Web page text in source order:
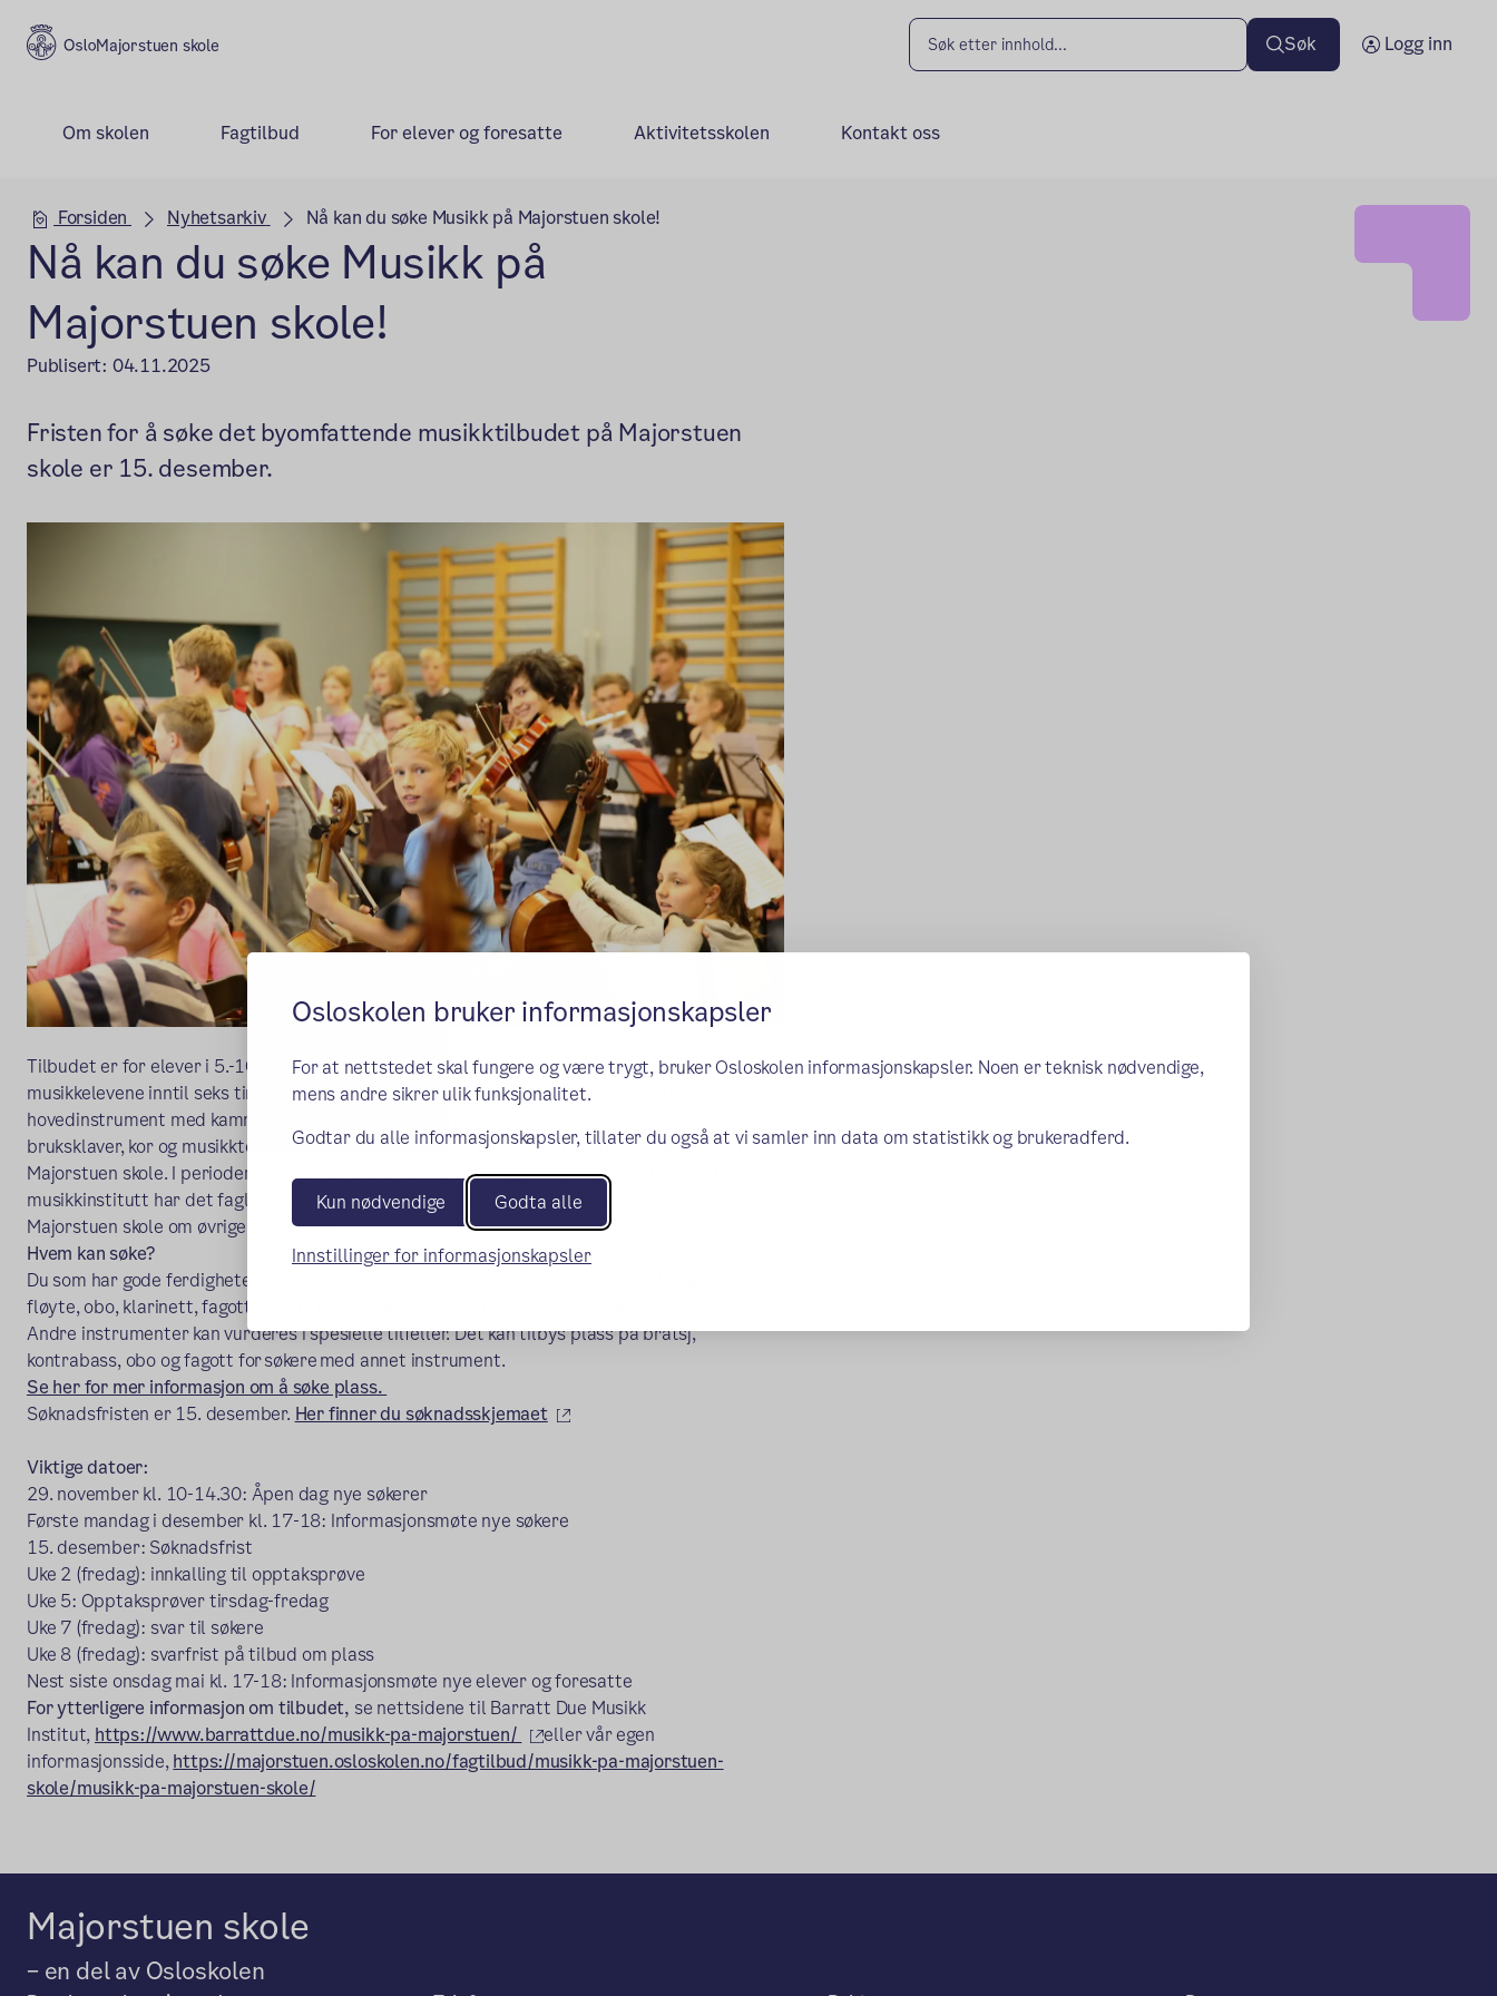
Osloskolen bruker informasjonskapsler
For at nettstedet skal fungere og være trygt, bruker Osloskolen informasjonskapsler. Noen er teknisk nødvendige,
mens andre sikrer ulik funksjonalitet.
Godtar du alle informasjonskapsler, tillater du også at vi samler inn data om statistikk og brukeradferd.
Kun nødvendige Godta alle
Innstillinger for informasjonskapsler
Majorstuen skole Søk Logg inn
Om skolen Fagtilbud For elever og foresatte Aktivitetsskolen Kontakt oss
Hovedseksjon
Forsiden Nyhetsarkiv Nå kan du søke Musikk på Majorstuen skole!
Nå kan du søke Musikk på
Majorstuen skole!
Publisert: 04.11.2025
Fristen for å søke det byomfattende musikktilbudet på Majorstuen
skole er 15. desember.
Tilbudet er for elever i 5.-10. klasse. I tillegg til ordinær grunnskoleopplæring, får
musikkelevene inntil seks timer mer musikkundervisning i uken. Elevene får opplæring i
hovedinstrument med kammermusikk, orkester, interpretasjon og akkompagnement,
bruksklaver, kor og musikkteori. Undervisningen foregår hovedsakelig innenfor skoledagen på
Majorstuen skole. I perioder vil deler av undervisningen foregå etter skoletid. Barratt Due
musikkinstitutt har det faglige ansvaret for instrumentalopplæringen og samarbeider med
Majorstuen skole om øvrige musikkfag.
Hvem kan søke?
Du som har gode ferdigheter og vil videreutvikle ditt talent på
fløyte, obo, klarinett, fagott,
Andre instrumenter kan vurderes i spesielle tilfeller. Det kan tilbys plass på bratsj,
kontrabass, obo og fagott for søkere med annet instrument.
Se her for mer informasjon om å søke plass.
Søknadsfristen er 15. desember. Her finner du søknadsskjemaet (ekstern lenke)
Viktige datoer:
29. november kl. 10-14.30: Åpen dag nye søkerer
Første mandag i desember kl. 17-18: Informasjonsmøte nye søkere
15. desember: Søknadsfrist
Uke 2 (fredag): innkalling til opptaksprøve
Uke 5: Opptaksprøver tirsdag-fredag
Uke 7 (fredag): svar til søkere
Uke 8 (fredag): svarfrist på tilbud om plass
Nest siste onsdag mai kl. 17-18: Informasjonsmøte nye elever og foresatte
For ytterligere informasjon om tilbudet, se nettsidene til Barratt Due Musikk
Institut, https://www.barrattdue.no/musikk-pa-majorstuen/ (ekstern lenke)
eller vår egen
informasjonsside,https://majorstuen.osloskolen.no/fagtilbud/musikk-pa-majorstuen-
skole/musikk-pa-majorstuen-skole/
Majorstuen skole
– en del av Osloskolen